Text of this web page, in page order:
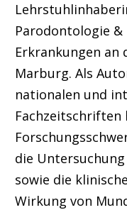
Parodontologie
Erkrankungen
Marburg. Als
nationalen und
Fachzeitschriften
die
sowie die
Wirkung von